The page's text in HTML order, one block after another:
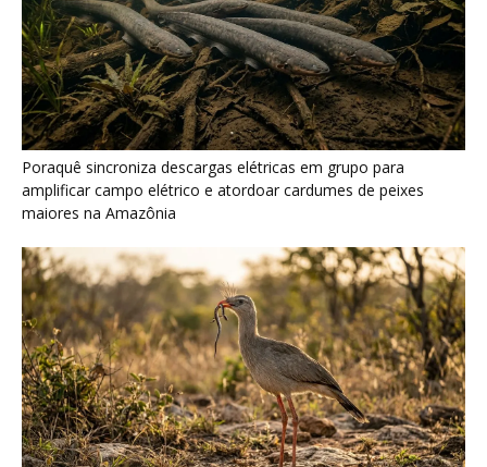
Seriema combina corridas em alta velocidade e arremessos
contra rochas para imobilizar serpentes peçonhentas no
cerrado